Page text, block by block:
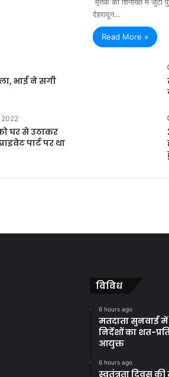
मृतक की शिनाख्त में जुटी
देहरादून…
Read More »
भाई ने सगी
2022
घर से उठाकर
पार्ट पर था
विविध
6 hours ago
मतदाता सुनवाई में
निर्देशों का शत-
आयुक्त
6 hours ago
स्वतंत्रता दिवस